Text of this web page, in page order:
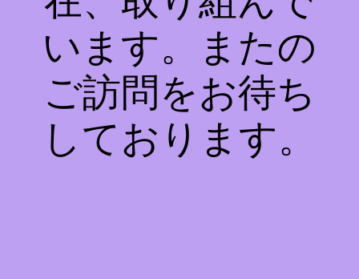
います。またの
ご訪問をお待ち
しております。